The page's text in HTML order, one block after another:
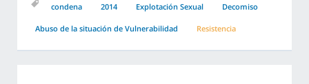
condena 2014 Explotación Sexual Decomiso
Abuso de la situación de Vulnerabilidad Resistencia